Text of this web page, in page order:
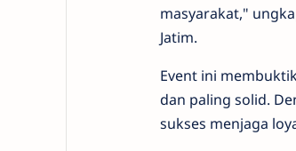
masyarakat,"
Jatim.
Event ini
dan paling solid.
sukses menjaga